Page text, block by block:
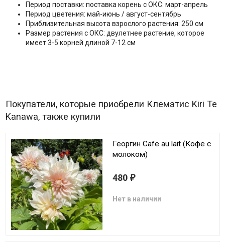
Период поставки: поставка корень с ОКС: март-апрель
Период цветения: май-июнь / август-сентябрь
Приблизительная высота взрослого растения: 250 см
Размер растения с ОКС: двулетнее растение, которое
имеет 3-5 корней длиной 7-12 см
Покупатели, которые приобрели Клематис Kiri Te
Kanawa, также купили
Георгин Cafe au lait (Кофе с
молоком)
480 ₽
Нет в наличии